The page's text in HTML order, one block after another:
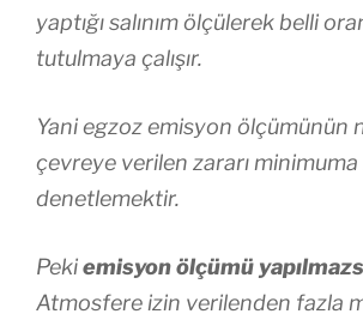
yaptığı salınım ölçülerek belli
tutulmaya çalışır.
Yani egzoz emisyon ölçümünün
çevreye verilen zararı
denetlemektir.
Pekiemisyon ölçümü
Atmosfere izin verilenden fazla